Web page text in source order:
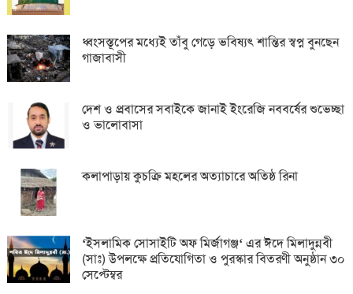
ধ্বংসস্তূপের মধ্যেই তাঁবু গেড়ে ভবিষ্যৎ শান্তির স্বপ্ন বুনছেন
গাজাবাসী
দেশ ও প্রবাসের সবাইকে জানাই ইংরেজি নববর্ষের শুভেচ্ছা
ও ভালোবাসা
কলাপাড়ায় কুচক্রি মহলের অত্যাচারে অতিষ্ঠ রিনা
‘ইসলামিক সোসাইটি অফ মির্জাগঞ্জ‘ এর ঈদে মিলাদুন্নবী
(সাঃ) উপলক্ষে প্রতিযোগিতা ও পুরস্কার বিতরণী অনুষ্ঠান ৩০
সেপ্টেম্বর